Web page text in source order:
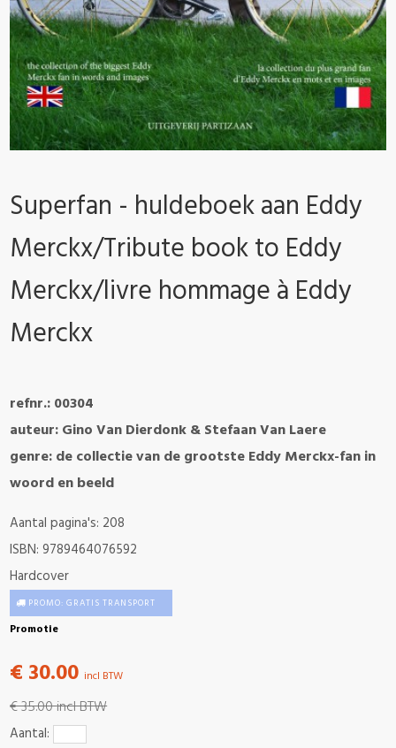
Superfan - huldeboek aan Eddy
Merckx/Tribute book to Eddy
Merckx/livre hommage à Eddy
Merckx
refnr.: 00304
auteur: Gino Van Dierdonk & Stefaan Van Laere
genre: de collectie van de grootste Eddy Merckx-fan in
woord en beeld
Aantal pagina's: 208
ISBN: 9789464076592
Hardcover
PROMO: GRATIS TRANSPORT
Promotie
€ 30.00 incl BTW
€ 35.00incl BTW
Aantal: